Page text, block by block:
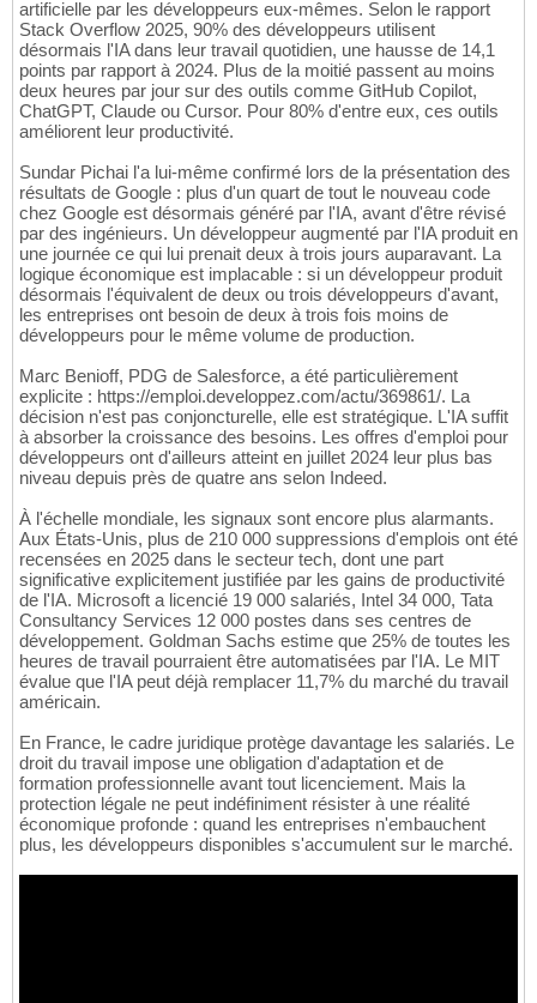
artificielle par les développeurs eux-mêmes. Selon le rapport
Stack Overflow 2025, 90% des développeurs utilisent
désormais l'IA dans leur travail quotidien, une hausse de 14,1
points par rapport à 2024. Plus de la moitié passent au moins
deux heures par jour sur des outils comme GitHub Copilot,
ChatGPT, Claude ou Cursor. Pour 80% d'entre eux, ces outils
améliorent leur productivité.
Sundar Pichai l'a lui-même confirmé lors de la présentation des
résultats de Google : plus d'un quart de tout le nouveau code
chez Google est désormais généré par l'IA, avant d'être révisé
par des ingénieurs. Un développeur augmenté par l'IA produit en
une journée ce qui lui prenait deux à trois jours auparavant. La
logique économique est implacable : si un développeur produit
désormais l'équivalent de deux ou trois développeurs d'avant,
les entreprises ont besoin de deux à trois fois moins de
développeurs pour le même volume de production.
Marc Benioff, PDG de Salesforce, a été particulièrement
explicite : https://emploi.developpez.com/actu/369861/. La
décision n'est pas conjoncturelle, elle est stratégique. L'IA suffit
à absorber la croissance des besoins. Les offres d'emploi pour
développeurs ont d'ailleurs atteint en juillet 2024 leur plus bas
niveau depuis près de quatre ans selon Indeed.
À l'échelle mondiale, les signaux sont encore plus alarmants.
Aux États-Unis, plus de 210 000 suppressions d'emplois ont été
recensées en 2025 dans le secteur tech, dont une part
significative explicitement justifiée par les gains de productivité
de l'IA. Microsoft a licencié 19 000 salariés, Intel 34 000, Tata
Consultancy Services 12 000 postes dans ses centres de
développement. Goldman Sachs estime que 25% de toutes les
heures de travail pourraient être automatisées par l'IA. Le MIT
évalue que l'IA peut déjà remplacer 11,7% du marché du travail
américain.
En France, le cadre juridique protège davantage les salariés. Le
droit du travail impose une obligation d'adaptation et de
formation professionnelle avant tout licenciement. Mais la
protection légale ne peut indéfiniment résister à une réalité
économique profonde : quand les entreprises n'embauchent
plus, les développeurs disponibles s'accumulent sur le marché.